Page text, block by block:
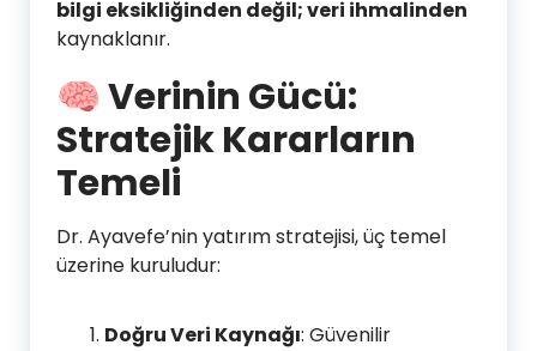
bilgi eksikliğinden değil; veri ihmalinden
kaynaklanır.
🧠 Verinin Gücü:
Stratejik Kararların
Temeli
Dr. Ayavefe’nin yatırım stratejisi, üç temel
üzerine kuruludur:
Doğru Veri Kaynağı: Güvenilir